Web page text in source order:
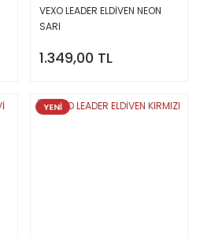
VEXO LEADER ELDİVEN NEON
SARI
1.349,00 TL
YENİ